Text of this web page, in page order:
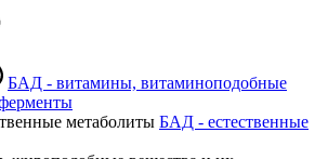
БАД - витамины, витаминоподобные
БАД - естественные